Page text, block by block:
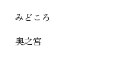
みどころ
奥之宮